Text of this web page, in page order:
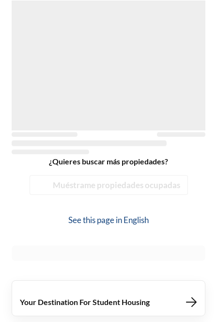
¿Quieres buscar más propiedades?
Muéstrame propiedades ocupadas
See this page inEnglish
Your Destination For Student Housing